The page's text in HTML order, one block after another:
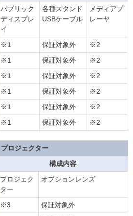
パブリック
ディスプレ
イ
各種スタンド
USBケーブル
メディアプ
レーヤ
※1 保証対象外
※2
※1 保証対象外
※2
※1 保証対象外
※2
※1 保証対象外
※2
※1 保証対象外
※2
※1 保証対象外 ※2
プロジェクター
構成内容
プロジェク
ター
オプションレンズ
※3
保証対象外